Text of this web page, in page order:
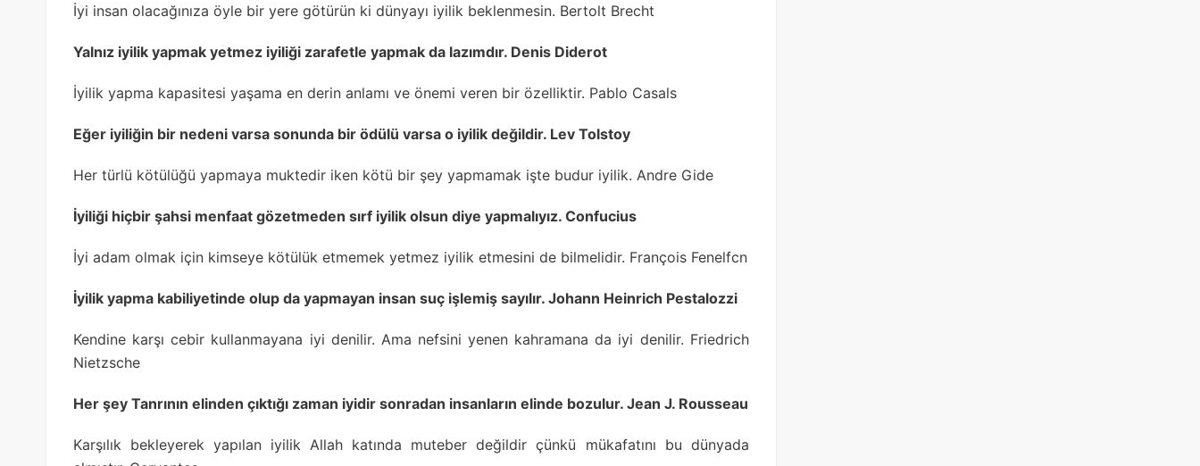
İyi insan olacağınıza öyle bir yere götürün ki dünyayı iyilik beklenmesin. Bertolt Brecht
Yalnız iyilik yapmak yetmez iyiliği zarafetle yapmak da lazımdır. Denis Diderot
İyilik yapma kapasitesi yaşama en derin anlamı ve önemi veren bir özelliktir. Pablo Casals
Eğer iyiliğin bir nedeni varsa sonunda bir ödülü varsa o iyilik değildir. Lev Tolstoy
Her türlü kötülüğü yapmaya muktedir iken kötü bir şey yapmamak işte budur iyilik. Andre Gide
İyiliği hiçbir şahsi menfaat gözetmeden sırf iyilik olsun diye yapmalıyız. Confucius
İyi adam olmak için kimseye kötülük etmemek yetmez iyilik etmesini de bilmelidir. François Fenelfcn
İyilik yapma kabiliyetinde olup da yapmayan insan suç işlemiş sayılır. Johann Heinrich Pestalozzi
Kendine karşı cebir kullanmayana iyi denilir. Ama nefsini yenen kahramana da iyi denilir. Friedrich
Nietzsche
Her şey Tanrının elinden çıktığı zaman iyidir sonradan insanların elinde bozulur. Jean J. Rousseau
Karşılık bekleyerek yapılan iyilik Allah katında muteber değildir çünkü mükafatını bu dünyada